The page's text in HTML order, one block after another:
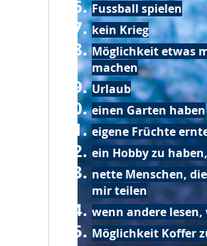
Fussball spielen
kein Krieg
Möglichkeit etwas
machen
Urlaub
einen Garten haben
eigene Früchte
ein Hobby zu
nette Menschen,
mir teilen
wenn andere lesen,
Möglichkeit Koffer